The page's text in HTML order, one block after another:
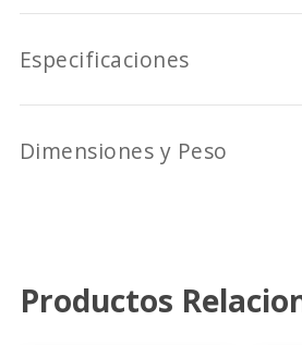
Especificaciones
Dimensiones y Peso
Productos